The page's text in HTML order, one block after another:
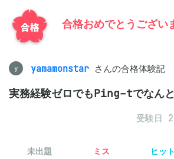
合格おめでとうござい
y yamamonstar さんの合格体験記
実務経験ゼロでもPing-tでなん
受験日
未出題 ミス ヒット